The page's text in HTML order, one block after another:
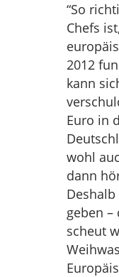
“So
Chefs
2012
kann
Euro in
wohl
dann
geben
scheut